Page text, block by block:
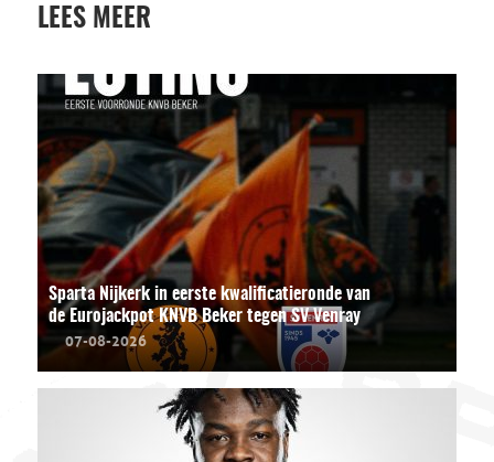
LEES MEER
Sparta Nijkerk in eerste kwalificatieronde van
de Eurojackpot KNVB Beker tegen SV Venray
07-08-2026